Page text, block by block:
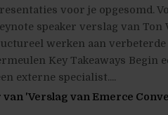
voor je opgesomd.
speaker verslag van Ton
werken aan
Key Takeaways Begin
externe specialist....
van 'Verslag van Emerce